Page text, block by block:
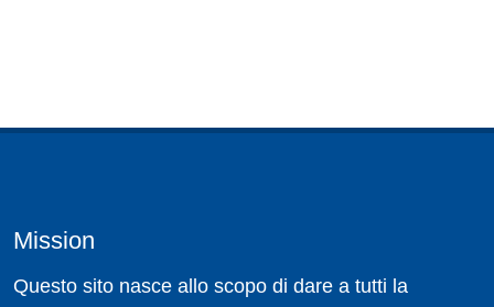
Mission
Questo sito nasce allo scopo di dare a tutti la